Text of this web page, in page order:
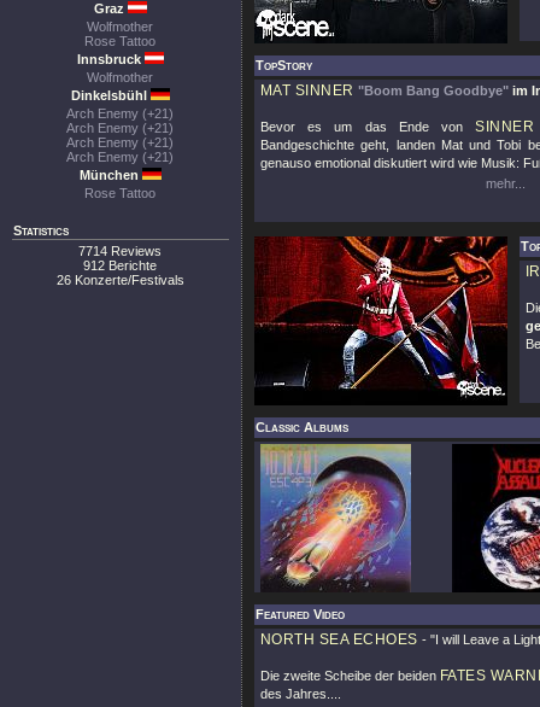
Graz
Wolfmother
Rose Tattoo
Innsbruck
Wolfmother
Dinkelsbühl
Arch Enemy (+21)
Arch Enemy (+21)
Arch Enemy (+21)
Arch Enemy (+21)
München
Rose Tattoo
Statistics
7714 Reviews
912 Berichte
26 Konzerte/Festivals
TopStory
MAT SINNER "Boom Bang Goodbye" im
Bevor es um das Ende vonSINNER
Bandgeschichte geht, landen Mat und Tobi
genauso emotional diskutiert wird wie Musik:
mehr...
Classic Albums
Featured Video
NORTH SEA ECHOES - "I will Leave a
Die zweite Scheibe der beiden FATES
des Jahres....